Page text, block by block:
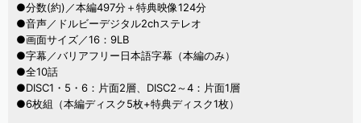
●分数(約)／本編497分＋特典映像124分
●音声／ドルビーデジタル2chステレオ
●画面サイズ／16：9LB
●字幕／バリアフリー日本語字幕（本編のみ）
●全10話
●DISC1・5・6：片面2層、DISC2～4：片面1層
●6枚組（本編ディスク5枚+特典ディスク1枚）